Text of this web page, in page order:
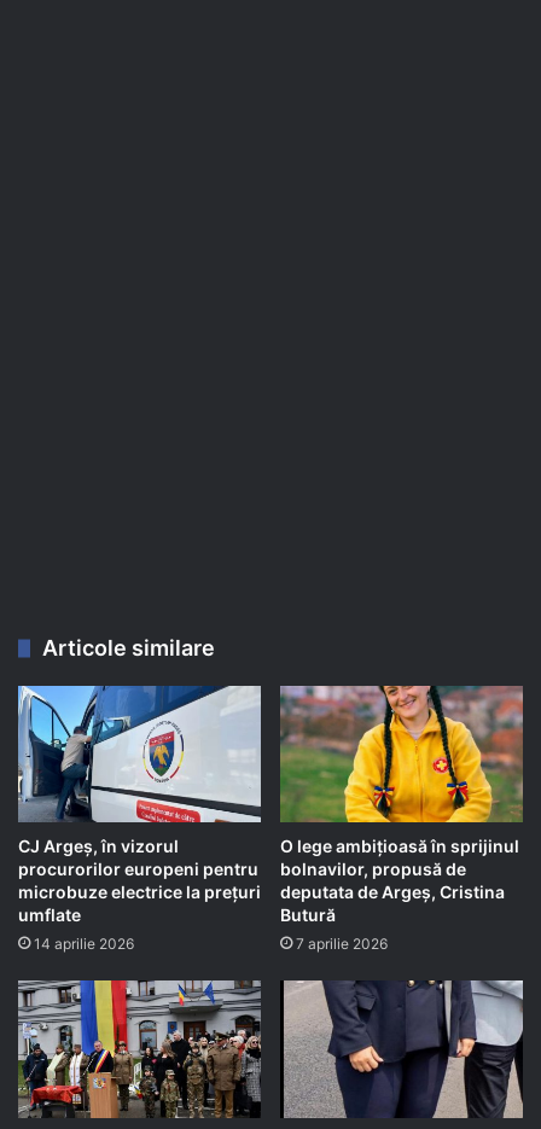
Articole similare
CJ Argeș, în vizorul
procurorilor europeni pentru
microbuze electrice la prețuri
umflate
14 aprilie 2026
O lege ambițioasă în sprijinul
bolnavilor, propusă de
deputata de Argeș, Cristina
Butură
7 aprilie 2026